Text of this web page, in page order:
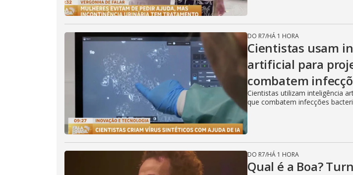
DO R7/HÁ 1 HORA
Cientistas usam
artificial para
combatem
Cientistas utilizam inteligência
que combatem infecções
DO R7/HÁ 1 HORA
Qual é a Boa?